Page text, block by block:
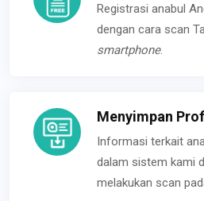
Registrasi anabul
dengan cara scan
smartphone.
Menyimpan
Informasi terkait
dalam sistem kami
melakukan scan